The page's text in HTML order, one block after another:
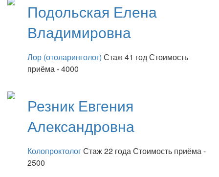
Подольская Елена
Владимировна
Лор (отоларинголог) Стаж 41 год Стоимость
приёма - 4000
Резник Евгения
Александровна
КолопроктологСтаж 22 года Стоимость приёма -
2500